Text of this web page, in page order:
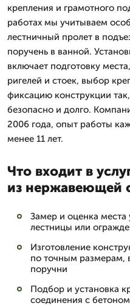
крепления и грамотного
работах мы учитываем
лестничный пролет в
поручень в ванной.
включает подготовку
ригелей и стоек, выбор
фиксацию конструкции
безопасно и долго.
2006 года, опыт работы
менее 11 лет.
Что входит в
из нержавеющей
Замер и оценка места
лестницы или
Изготовление
по точным размерам,
поручни
Подбор и установка
соединения с